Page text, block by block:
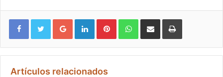
Google+ LinkedIn Pinterest WhatsApp
Artículos relacionados